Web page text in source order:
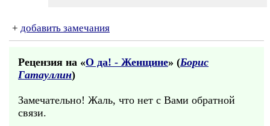
+ добавить замечания
Рецензия на «О да! - Женщине» (Борис
Гатауллин)
Замечательно! Жаль, что нет с Вами обратной
связи.